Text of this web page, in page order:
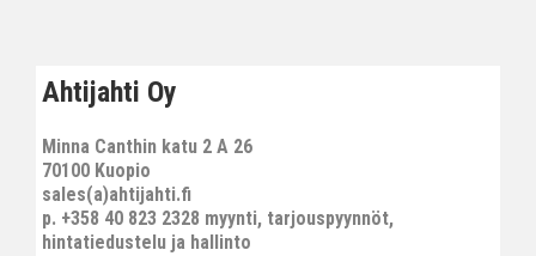
Ahtijahti Oy
Minna Canthin katu 2 A 26
70100 Kuopio
sales(a)ahtijahti.fi
p. +358 40 823 2328 myynti, tarjouspyynnöt,
hintatiedustelu ja hallinto